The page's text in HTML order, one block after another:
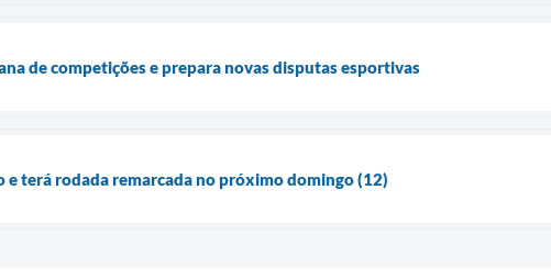
de competições e prepara novas disputas esportivas
terá rodada remarcada no próximo domingo (12)